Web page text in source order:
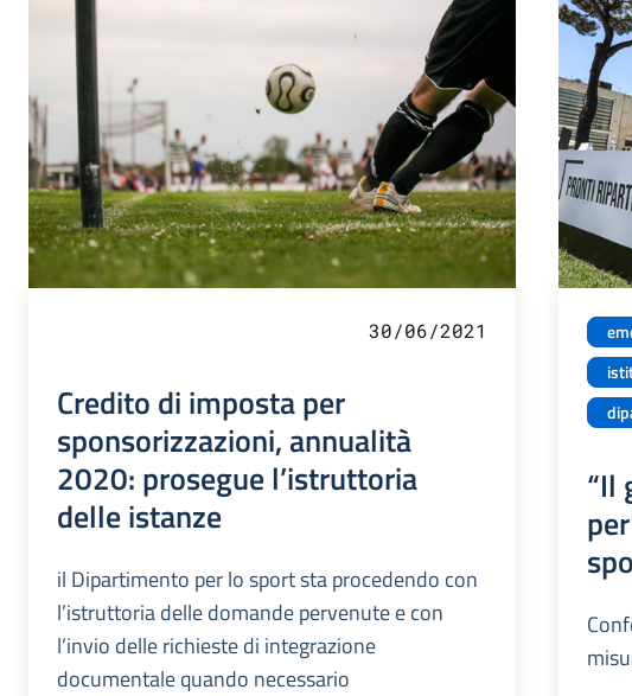
30/06/2021
Credito di imposta per
sponsorizzazioni, annualità
2020: prosegue l’istruttoria
delle istanze
il Dipartimento per lo sport sta procedendo con
l’istruttoria delle domande pervenute e con
l’invio delle richieste di integrazione
documentale quando necessario
“Il